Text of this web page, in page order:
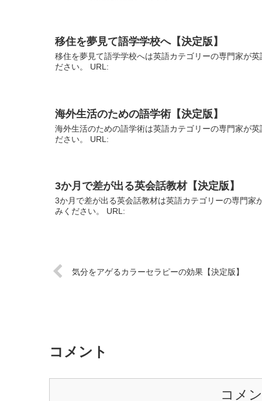
移住を夢見て語学学校へ【決定版】
移住を夢見て語学学校へは英語カテゴリーの専門家が
ださい。 URL:
海外生活のための語学術【決定版】
海外生活のための語学術は英語カテゴリーの専門家が
ださい。 URL:
3か月で差が出る英会話教材【決定版】
3か月で差が出る英会話教材は英語カテゴリーの専門
みください。 URL:
気分をアゲるカラーセラピーの効果【決定版】
コメント
コメ